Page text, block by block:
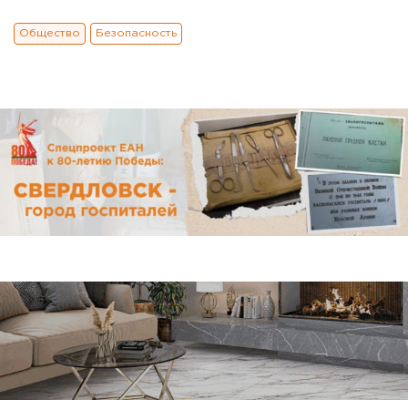
Общество Безопасность